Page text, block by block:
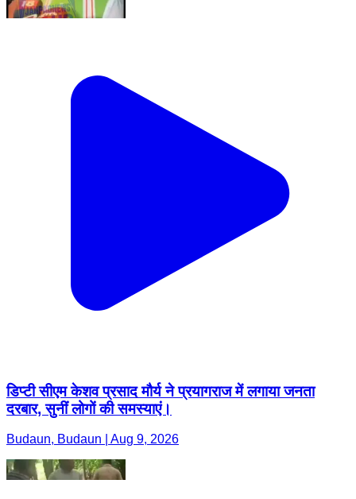
डिप्टी सीएम केशव प्रसाद मौर्य ने प्रयागराज में लगाया जनता
दरबार, सुनीं लोगों की समस्याएं।
Budaun, Budaun | Aug 9, 2026